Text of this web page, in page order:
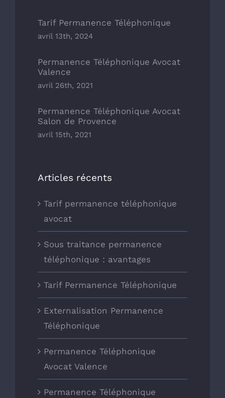
Tarif Permanence Téléphonique
avril 13th, 2024
Permanence Téléphonique Avocat
Valence
avril 26th, 2021
Permanence Téléphonique Avocat
Salon de Provence
avril 15th, 2021
Articles récents
Tarif permanence téléphonique
avocat
Sous traitance permanence
téléphonique : avantages
Tarif Permanence Téléphonique
Externalisation Permanence
Téléphonique
Permanence Téléphonique
Avocat Valence
Permanence Téléphonique